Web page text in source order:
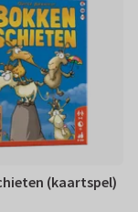
(kaartspel)